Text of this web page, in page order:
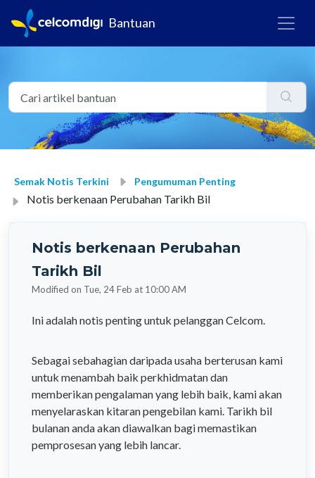
Bantuan
Semak Notis Terkini Pengumuman Penting
Notis berkenaan Perubahan Tarikh Bil
Notis berkenaan Perubahan
Tarikh Bil
Modified on Tue, 24 Feb at 10:00 AM
Ini adalah notis penting untuk pelanggan Celcom.
Sebagai sebahagian daripada usaha berterusan kami
untuk menambah baik perkhidmatan dan
memberikan pengalaman yang lebih baik, kami akan
menyelaraskan kitaran pengebilan kami. Tarikh bil
bulanan anda akan diawalkan bagi memastikan
pemprosesan yang lebih lancar.